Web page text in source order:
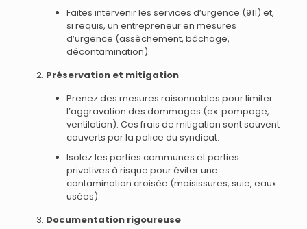
Faites intervenir les services d’urgence (911) et,
si requis, un entrepreneur en mesures
d’urgence (assèchement, bâchage,
décontamination).
Préservation et mitigation
Prenez des mesures raisonnables pour limiter
l’aggravation des dommages (ex. pompage,
ventilation). Ces frais de mitigation sont souvent
couverts par la police du syndicat.
Isolez les parties communes et parties
privatives à risque pour éviter une
contamination croisée (moisissures, suie, eaux
usées).
Documentation rigoureuse